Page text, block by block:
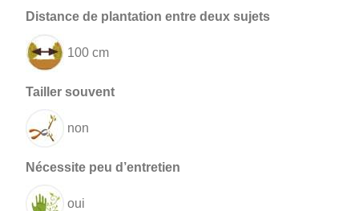
100 cm
non
oui